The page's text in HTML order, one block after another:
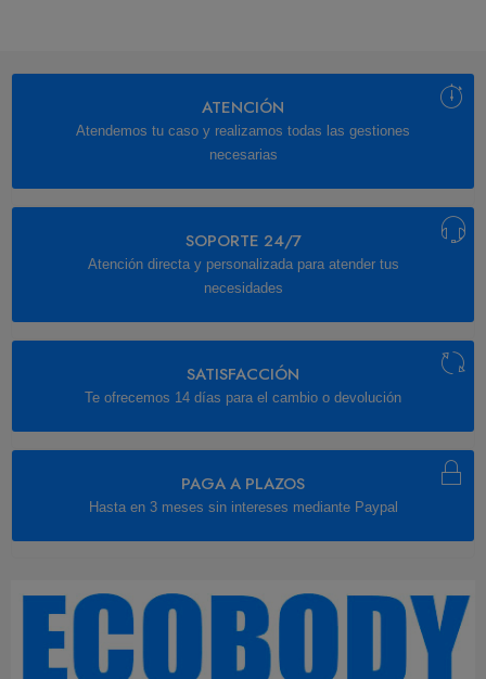
ATENCIÓN
Atendemos tu caso y realizamos todas las gestiones
necesarias
SOPORTE 24/7
Atención directa y personalizada para atender tus
necesidades
SATISFACCIÓN
Te ofrecemos 14 días para el cambio o devolución
PAGA A PLAZOS
Hasta en 3 meses sin intereses mediante Paypal